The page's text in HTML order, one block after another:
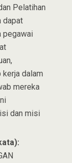
Pelatihan
dapat
pegawai
dalam
mereka
dan misi